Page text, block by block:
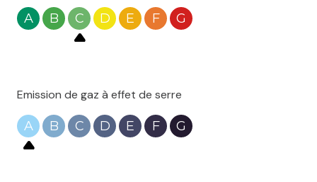
A B C D E F G
Emission de gaz à effet de serre
A B C D E F G